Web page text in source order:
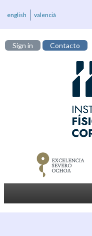
english valencià
Sign in Contacto